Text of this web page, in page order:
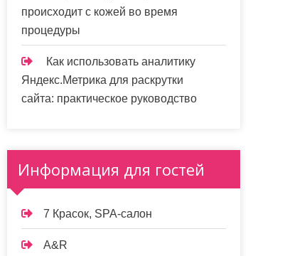
происходит с кожей во время
процедуры
Как использовать аналитику
Яндекс.Метрика для раскрутки
сайта: практическое руководство
Информация для гостей
7 Красок, SPA-салон
A&R